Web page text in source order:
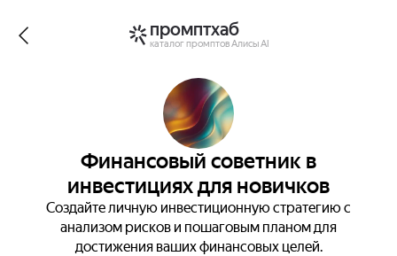
промптхаб
каталог промптов Алисы AI
Финансовый советник в
инвестициях для новичков
Создайте личную инвестиционную стратегию с
анализом рисков и пошаговым планом для
достижения ваших финансовых целей.